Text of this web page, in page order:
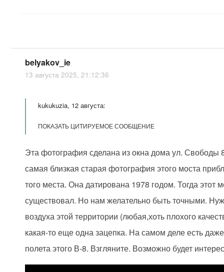
belyakov_ie
13 августа 2025, 21:12:36
kukukuzia, 12 августа:
ПОКАЗАТЬ ЦИТИРУЕМОЕ СООБЩЕНИЕ
Эта фотография сделана из окна дома ул. Свободы
самая близкая старая фотография этого моста
того места. Она датирована 1978 годом. Тогда этот
существовал. Но нам желательно быть точными.
воздуха этой территории (любая,хоть плохого
какая-то еще одна зацепка. На самом деле есть
полета этого В-8. Взгляните. Возможно будет